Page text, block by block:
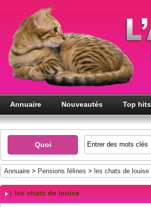
Annuaire Nouveautés Top hits
Quoi
Annuaire > Pensions félines > les chats de louise
les chats de louise